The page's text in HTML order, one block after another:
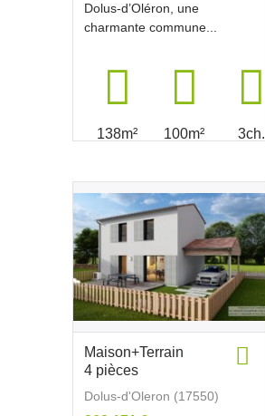
Dolus-d’Oléron, une
charmante commune...
138m² 100m² 3ch.
Maison+Terrain
4 pièces
Dolus-d'Oleron (17550)